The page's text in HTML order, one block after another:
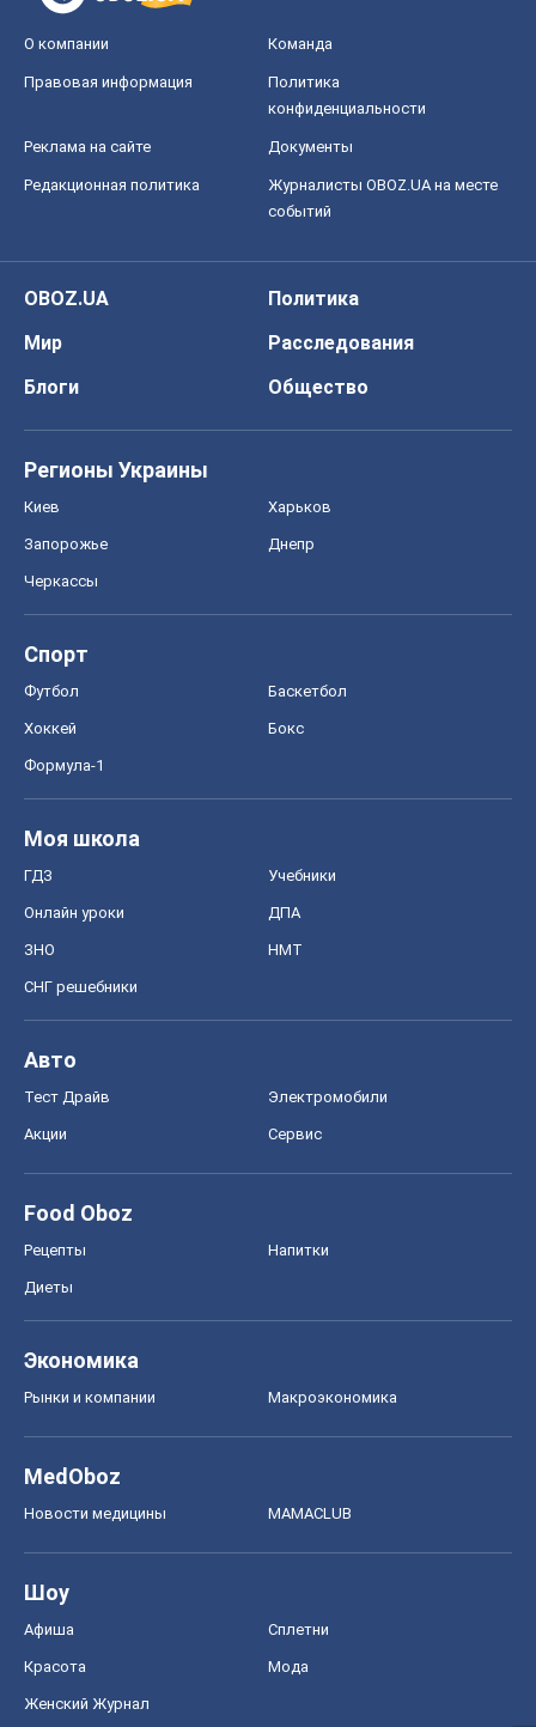
О компании Команда
Правовая информация
Политика
конфиденциальности
Реклама на сайте Документы
Редакционная политика
Журналисты OBOZ.UA на месте
событий
OBOZ.UA
Политика
Мир
Расследования
Блоги
Общество
Регионы Украины
Киев Харьков
Запорожье Днепр
Черкассы
Спорт
Футбол Баскетбол
Хоккей Бокс
Формула-1
Моя школа
ГДЗ Учебники
Онлайн уроки ДПА
ЗНО НМТ
СНГ решебники
Авто
Тест Драйв Электромобили
Акции Сервис
Food Oboz
Рецепты Напитки
Диеты
Экономика
Рынки и компании Mакроэкономика
MedOboz
Новости медицины MAMACLUB
Шоу
Афиша Сплетни
Красота Мода
Женский Журнал